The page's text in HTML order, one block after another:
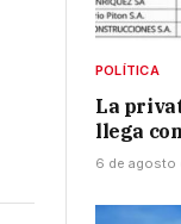
POLÍTICA
La
llega
6 de agosto